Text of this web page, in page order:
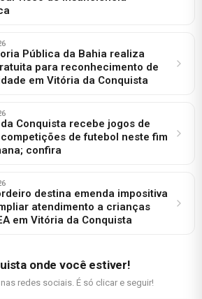
Pública da Bahia realiza
para reconhecimento de
em Vitória da Conquista
Conquista recebe jogos de
de futebol neste fim
confira
destina emenda impositiva
atendimento a crianças
em Vitória da Conquista
onde você estiver!
redes sociais. É só clicar e seguir!